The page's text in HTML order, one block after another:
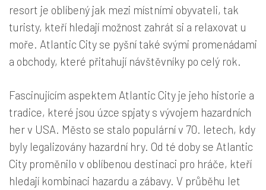
resort je oblíbený jak mezi místními obyvateli, tak
turisty, kteří hledají možnost zahrát si a relaxovat u
moře. Atlantic City se pyšní také svými promenádami
a obchody, které přitahují návštěvníky po celý rok.
Fascinujícím aspektem Atlantic City je jeho historie a
tradice, které jsou úzce spjaty s vývojem hazardních
her v USA. Město se stalo populární v 70. letech, kdy
byly legalizovány hazardní hry. Od té doby se Atlantic
City proměnilo v oblíbenou destinaci pro hráče, kteří
hledají kombinaci hazardu a zábavy. V průběhu let